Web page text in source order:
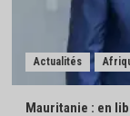
Actualités
Mauritanie : en